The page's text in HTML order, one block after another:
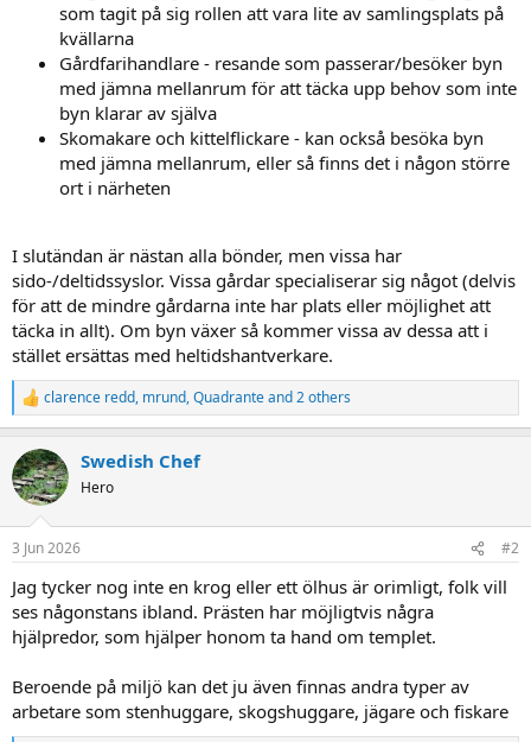
som tagit på sig rollen att vara lite av samlingsplats på
kvällarna
Gårdfarihandlare - resande som passerar/besöker byn
med jämna mellanrum för att täcka upp behov som inte
byn klarar av själva
Skomakare och kittelflickare - kan också besöka byn
med jämna mellanrum, eller så finns det i någon större
ort i närheten
I slutändan är nästan alla bönder, men vissa har
sido-/deltidssyslor. Vissa gårdar specialiserar sig något (delvis
för att de mindre gårdarna inte har plats eller möjlighet att
täcka in allt). Om byn växer så kommer vissa av dessa att i
stället ersättas med heltidshantverkare.
R
e
c
t
i
s
clarence redd, mrund,Quadranteand 2 others
Swedish Chef
Hero
3 Jun 2026 #2
Jag tycker nog inte en krog eller ett ölhus är orimligt, folk vill
ses någonstans ibland. Prästen har möjligtvis några
hjälpredor, som hjälper honom ta hand om templet.
Beroende på miljö kan det ju även finnas andra typer av
arbetare som stenhuggare, skogshuggare, jägare och fiskare